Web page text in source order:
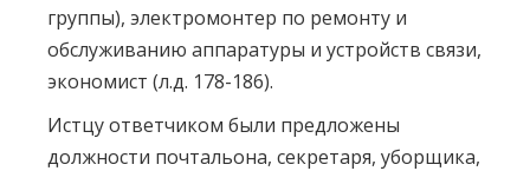
группы), электромонтер по ремонту и
обслуживанию аппаратуры и устройств связи,
экономист (л.д. 178-186).
Истцу ответчиком были предложены
должности почтальона, секретаря, уборщика,